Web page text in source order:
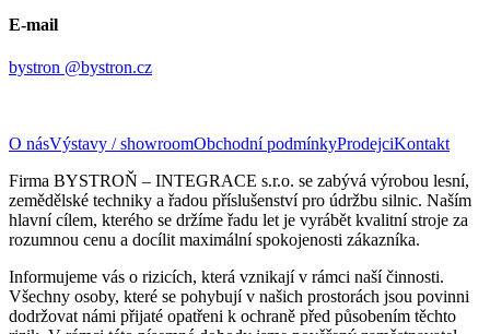
E-mail
bystron @bystron.cz
O násVýstavy / showroomObchodní podmínkyProdejciKontakt
Firma BYSTROŇ – INTEGRACE s.r.o. se zabývá výrobou lesní,
zemědělské techniky a řadou příslušenství pro údržbu silnic. Naším
hlavní cílem, kterého se držíme řadu let je vyrábět kvalitní stroje za
rozumnou cenu a docílit maximální spokojenosti zákazníka.
Informujeme vás o rizicích, která vznikají v rámci naší činnosti.
Všechny osoby, které se pohybují v našich prostorách jsou povinni
dodržovat námi přijaté opatřeni k ochraně před působením těchto